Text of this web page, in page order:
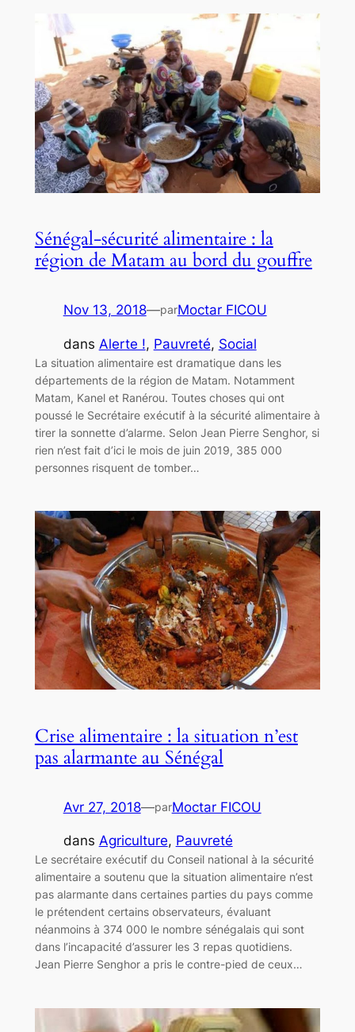
Sénégal-sécurité alimentaire : la
région de Matam au bord du gouffre
Nov 13, 2018—parMoctar FICOU
dans Alerte !, Pauvreté, Social
La situation alimentaire est dramatique dans les
départements de la région de Matam. Notamment
Matam, Kanel et Ranérou. Toutes choses qui ont
poussé le Secrétaire exécutif à la sécurité alimentaire à
tirer la sonnette d’alarme. Selon Jean Pierre Senghor, si
rien n’est fait d’ici le mois de juin 2019, 385 000
personnes risquent de tomber…
Crise alimentaire : la situation n’est
pas alarmante au Sénégal
Avr 27, 2018—parMoctar FICOU
dans Agriculture, Pauvreté
Le secrétaire exécutif du Conseil national à la sécurité
alimentaire a soutenu que la situation alimentaire n’est
pas alarmante dans certaines parties du pays comme
le prétendent certains observateurs, évaluant
néanmoins à 374 000 le nombre sénégalais qui sont
dans l’incapacité d’assurer les 3 repas quotidiens.
Jean Pierre Senghor a pris le contre-pied de ceux…